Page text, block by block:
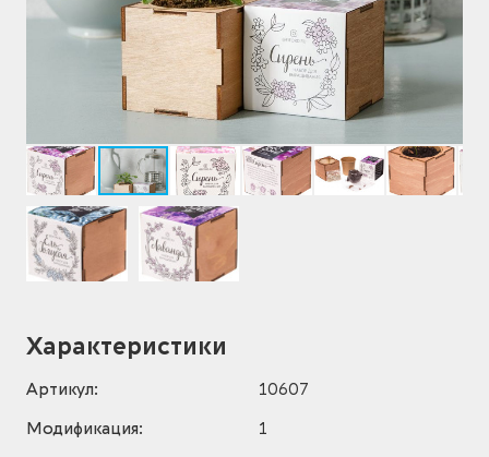
Характеристики
Артикул:
10607
Модификация:
1